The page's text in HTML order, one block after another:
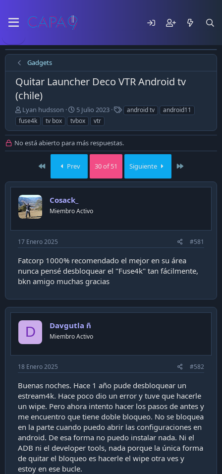
Gadgets
Quitar Launcher Deco VTR Android tv
(chile)
E
m
p
e
z
ó
t
e
m
a
Lyan hudsson
F
e
c
h
a
d
p
u
b
c
n
5 Julio 2023
T
a
s
android tv
android11
fuse4k
tv box tvbox vtr
No está abierto para más respuestas.
First Prev 30 of 51 Siguiente
Cosack_
Miembro Activo
17 Enero 2025 #581
Fatcorp 1000% recomendado el mejor en su área
nunca pensé desbloquear el "Fuse4k" tan fácilmente,
bkn amigo muchas gracias
D Davgutla ñ
Miembro Activo
18 Enero 2025 #582
Buenas noches. Hace 1 año pude desbloquear un
estream4k. Hace poco dio un error y tuve que hacerle
un wipe. Pero ahora intento hacer los pasos de antes y
me encuentro que tiene doble bloqueo. No se bloquea
en la parte cuando puedo abrir las configuraciones en
android. De esa forma no puedo instalar nada. Ni el
ADB ni el developer tools, nada porque la única forma
de quitar el bloqueo es hacerle el wipe otra ves y
estoy en ese bucle.